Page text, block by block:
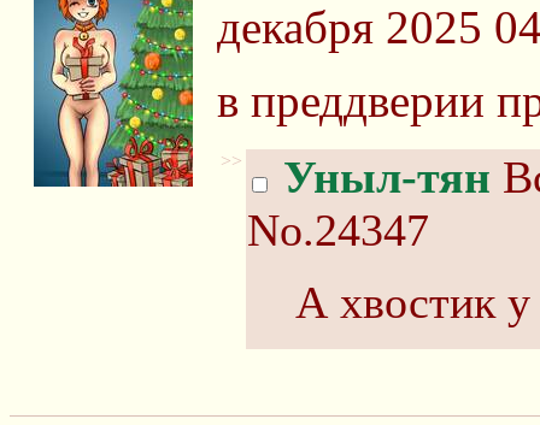
декабря 2025
в преддверии
>> Уныл-тян
No.24347
А хвостик у